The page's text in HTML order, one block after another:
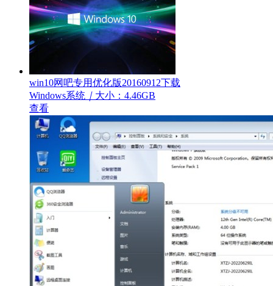
win10网吧专用优化版20160912下载
Windows系统 ｜ 大小：4.46GB
查看